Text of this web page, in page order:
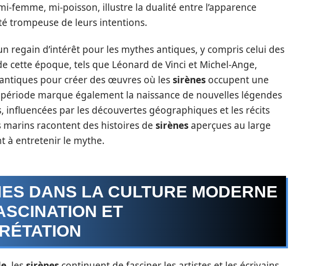
femme, mi-poisson, illustre la dualité entre l’apparence
trompeuse de leurs intentions.
regain d’intérêt pour les mythes antiques, y compris celui des
cette époque, tels que Léonard de Vinci et Michel-Ange,
pour créer des œuvres où lessirènes occupent une
marque également la naissance de nouvelles légendes
influencées par les découvertes géographiques et les récits
marins racontent des histoires de sirènes aperçues au large
à entretenir le mythe.
DANS LA CULTURE MODERNE
ET